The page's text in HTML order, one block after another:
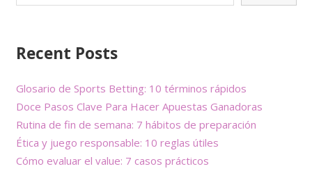
Recent Posts
Glosario de Sports Betting: 10 términos rápidos
Doce Pasos Clave Para Hacer Apuestas Ganadoras
Rutina de fin de semana: 7 hábitos de preparación
Ética y juego responsable: 10 reglas útiles
Cómo evaluar el value: 7 casos prácticos